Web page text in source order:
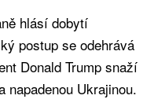
hlásí dobytí
postup se odehrává
Donald Trump snaží
Ukrajinou.